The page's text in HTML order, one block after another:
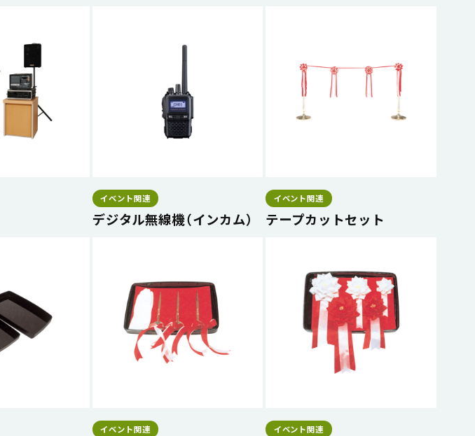
イベント関連
デジタル無線機（インカム）
イベント関連
テープカットセット
イベント関連 イベント関連